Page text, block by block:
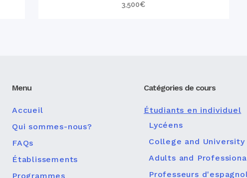
3,500€
Menu
Accueil
Qui sommes-nous?
FAQs
Établissements
Programmes
Catégories de cours
Étudiants en individuel
Lycéens
College and University
Adults and
Professeurs